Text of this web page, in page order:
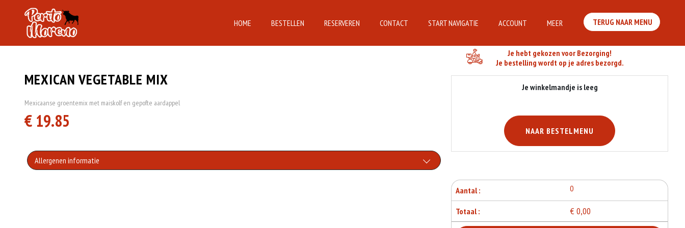
HOME BESTELLEN RESERVEREN CONTACT START NAVIGATIE ACCOUNT MEER TERUG NAAR MENU
MEXICAN VEGETABLE MIX
Mexicaanse groentemix met maiskolf en gepofte aardappel
€ 19.85
Allergenen informatie
Je hebt gekozen voor Bezorging!
Je bestelling wordt op je adres bezorgd.
Je winkelmandje is leeg
NAAR BESTELMENU
Aantal : 0
Totaal : € 0,00
Je Bestelling